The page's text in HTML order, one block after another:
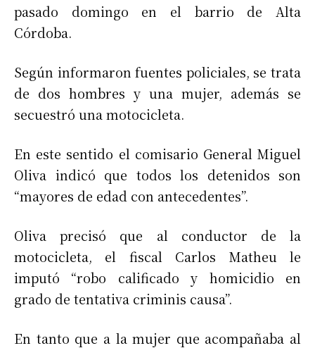
pasado domingo en el barrio de Alta
Córdoba.
Según informaron fuentes policiales, se trata
de dos hombres y una mujer, además se
secuestró una motocicleta.
En este sentido el comisario General Miguel
Oliva indicó que todos los detenidos son
“mayores de edad con antecedentes”.
Oliva precisó que al conductor de la
motocicleta, el fiscal Carlos Matheu le
imputó “robo calificado y homicidio en
grado de tentativa criminis causa”.
En tanto que a la mujer que acompañaba al